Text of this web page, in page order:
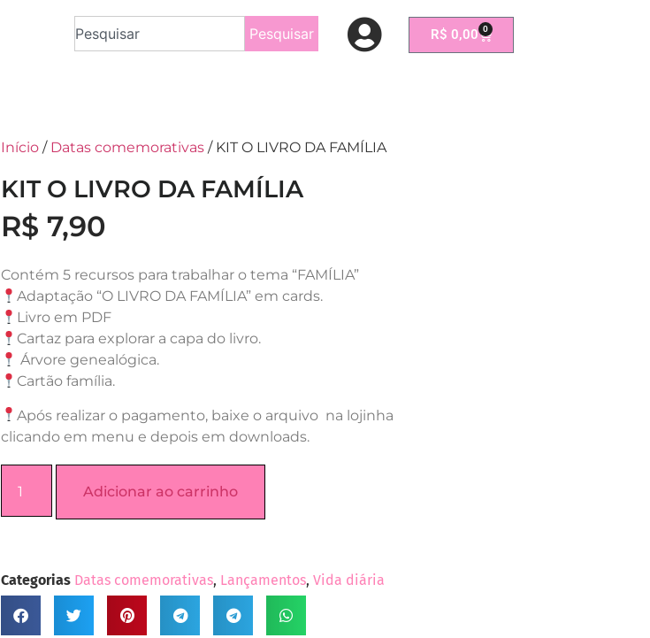
Pesquisar R$ 0,00 0
Início / Datas comemorativas / KIT O LIVRO DA FAMÍLIA
KIT O LIVRO DA FAMÍLIA
R$ 7,90
Contém 5 recursos para trabalhar o tema “FAMÍLIA”
Adaptação “O LIVRO DA FAMÍLIA” em cards.
Livro em PDF
Cartaz para explorar a capa do livro.
Árvore genealógica.
Cartão família.
Após realizar o pagamento, baixe o arquivo na lojinha
clicando em menu e depois em downloads.
Adicionar ao carrinho
Categorias Datas comemorativas, Lançamentos, Vida diária